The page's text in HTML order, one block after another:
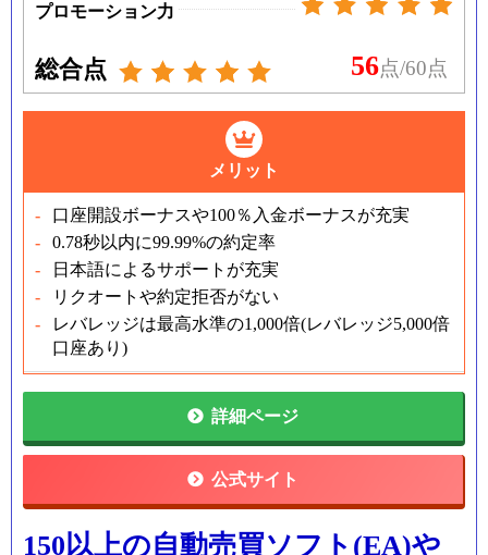
プロモーション力
総合点 56点/60点
メリット
口座開設ボーナスや100％入金ボーナスが充実
0.78秒以内に99.99%の約定率
日本語によるサポートが充実
リクオートや約定拒否がない
レバレッジは最高水準の1,000倍(レバレッジ5,000倍
口座あり)
詳細ページ
公式サイト
150以上の自動売買ソフト(EA)や